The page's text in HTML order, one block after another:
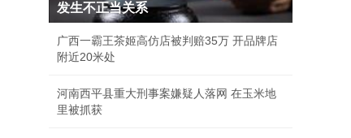
发生不正当关系
广西一霸王茶姬高仿店被判赔35万 开品牌店
附近20米处
河南西平县重大刑事案嫌疑人落网 在玉米地
里被抓获